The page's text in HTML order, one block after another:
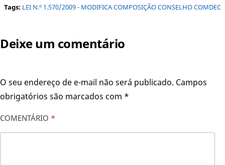
Tags: LEI N.º 1.570/2009 - MODIFICA COMPOSIÇÃO CONSELHO COMDEC
Deixe um comentário
O seu endereço de e-mail não será publicado. Campos
obrigatórios são marcados com *
COMENTÁRIO *